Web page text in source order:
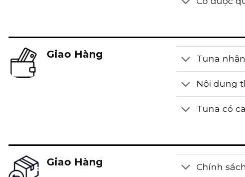
Giao Hàng Tuna
Nội dung
Tuna có
Giao Hàng Chính